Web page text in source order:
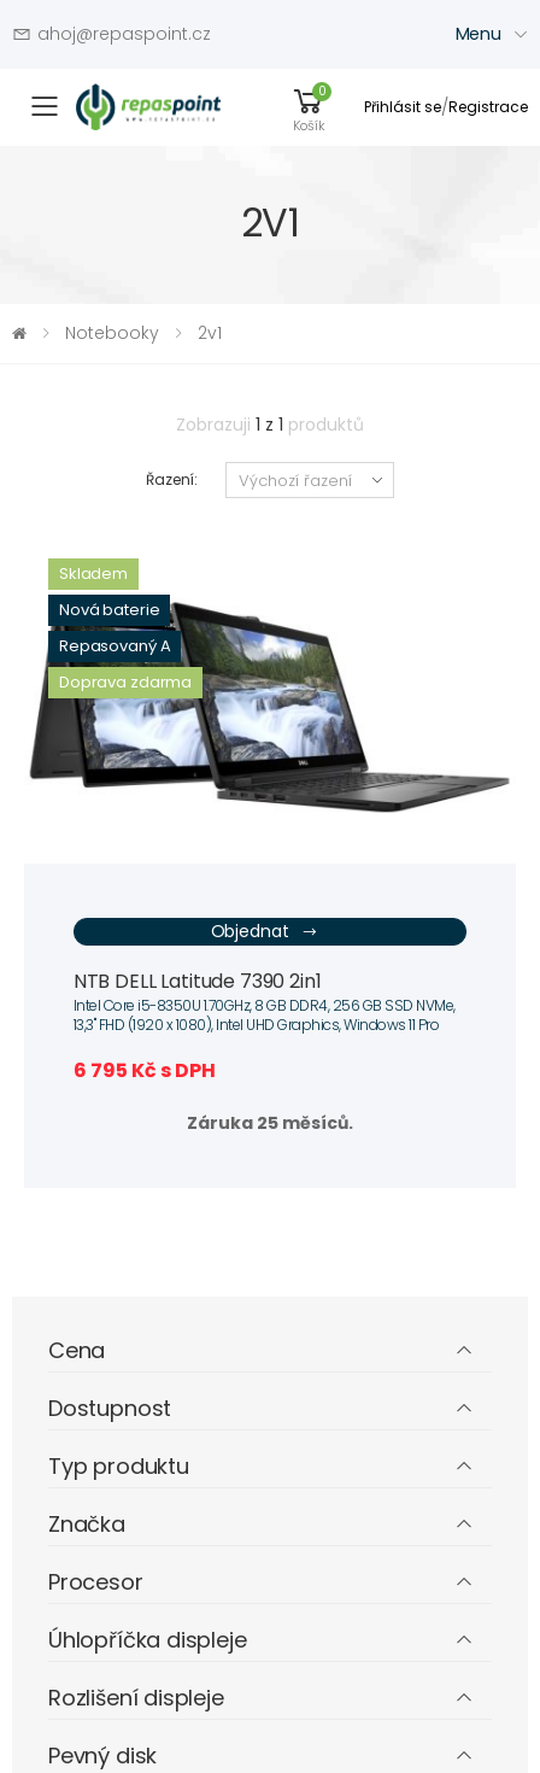
ahoj@repaspoint.cz Menu
Přepínač menu
0
Košík
Přihlásit se/Registrace
2V1
Notebooky 2v1
Zobrazuji 1 z 1 produktů
Řazení:
Skladem
Nová baterie
Repasovaný A
Doprava zdarma
Objednat
NTB DELL Latitude 7390 2in1
Intel Core i5-8350U 1.70GHz, 8 GB DDR4, 256 GB SSD NVMe,
13,3" FHD (1920 x 1080), Intel UHD Graphics, Windows 11 Pro
6 795 Kč s DPH
Záruka 25 měsíců.
Cena
Dostupnost
Typ produktu
Značka
Procesor
Úhlopříčka displeje
Rozlišení displeje
Pevný disk